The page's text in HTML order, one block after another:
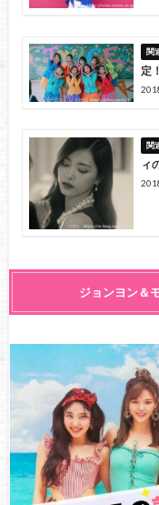
定
ィ
ジョンヨン＆